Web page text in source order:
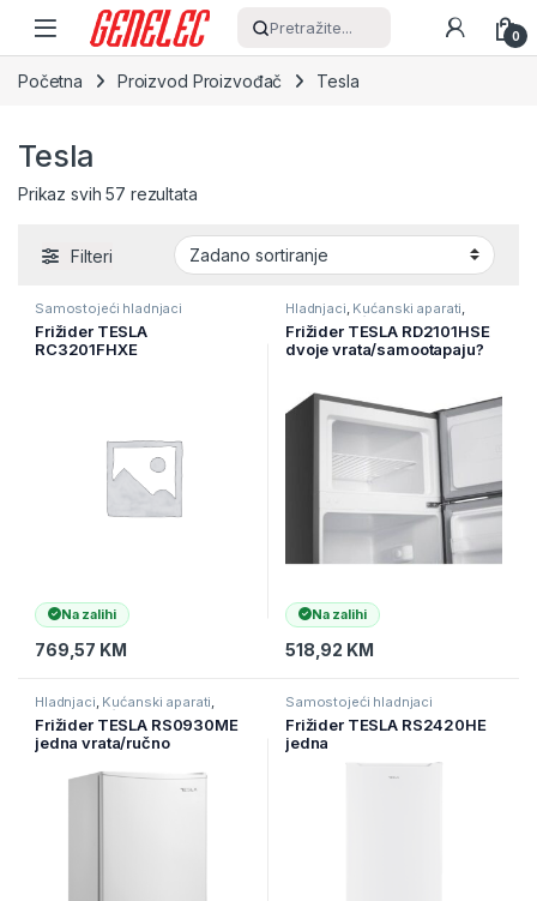
Skip to navigation
Skip to content
Pretražite... 0
Početna Proizvod Proizvođač Tesla
Tesla
Prikaz svih 57 rezultata
Filteri
Samostojeći hladnjaci
Frižider TESLA
RC3201FHXE
Na zalihi
769,57 KM
Hladnjaci, Kućanski aparati,
Samostojeći hladnjaci
Frižider TESLA RD2101HSE
dvoje vrata/samootapaju?
Na zalihi
518,92 KM
Hladnjaci, Kućanski aparati,
Samostojeći hladnjaci
Frižider TESLA RS0930ME
jedna vrata/ručno
86,4/bela ( RS0930ME )
Samostojeći hladnjaci
Frižider TESLA RS2420HE
jedna
vrata/F/242L/55,5×54,5x14
3cm/b ijela ( RS2420HE )